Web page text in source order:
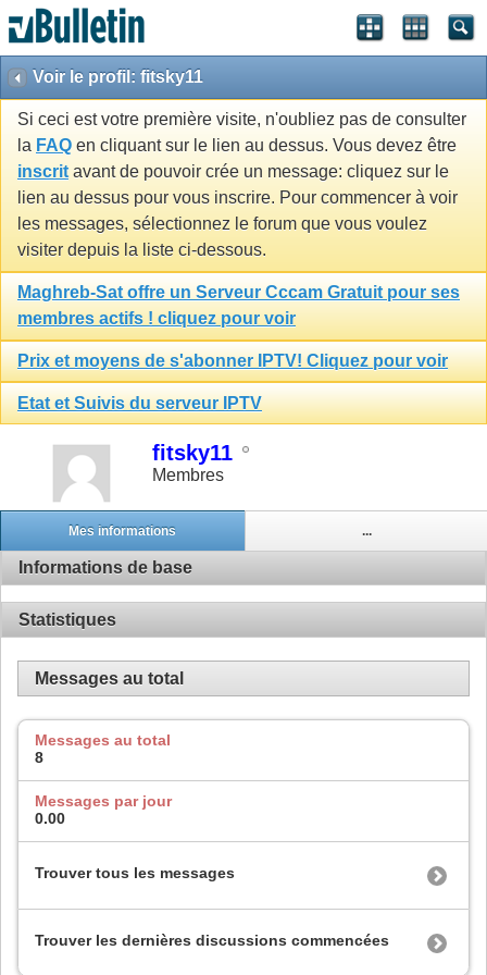
Voir le profil: fitsky11
Si ceci est votre première visite, n'oubliez pas de consulter
la FAQ en cliquant sur le lien au dessus. Vous devez être
inscrit avant de pouvoir crée un message: cliquez sur le
lien au dessus pour vous inscrire. Pour commencer à voir
les messages, sélectionnez le forum que vous voulez
visiter depuis la liste ci-dessous.
Maghreb-Sat offre un Serveur Cccam Gratuit pour ses
membres actifs ! cliquez pour voir
Prix et moyens de s'abonner IPTV! Cliquez pour voir
Etat et Suivis du serveur IPTV
fitsky11
Membres
Mes informations ...
Informations de base
Statistiques
Messages au total
Messages au total
8
Messages par jour
0.00
Trouver tous les messages
Trouver les dernières discussions commencées